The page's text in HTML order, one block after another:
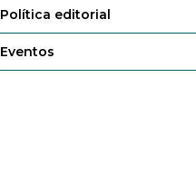
Política editorial
Eventos